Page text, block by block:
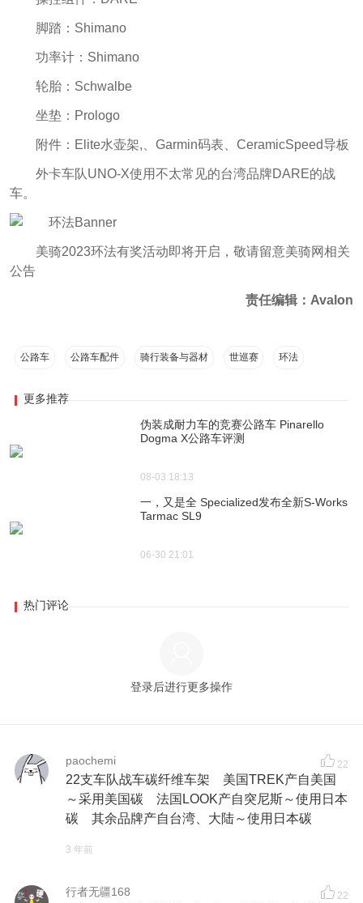
脚踏：Shimano
功率计：Shimano
轮胎：Schwalbe
坐垫：Prologo
附件：Elite水壶架,、Garmin码表、CeramicSpeed导板
外卡车队UNO-X使用不太常见的台湾品牌DARE的战
车。
美骑2023环法有奖活动即将开启，敬请留意美骑网相关
公告
责任编辑：Avalon
公路车 公路车配件 骑行装备与器材 世巡赛 环法
更多推荐
伪装成耐力车的竞赛公路车 Pinarello
Dogma X公路车评测
08-03 18:13
一，又是全 Specialized发布全新S-Works
Tarmac SL9
06-30 21:01
热门评论
登录后进行更多操作
paochemi 22
22支车队战车碳纤维车架 美国TREK产自美国
～采用美国碳 法国LOOK产自突尼斯～使用日本
碳 其余品牌产自台湾、大陆～使用日本碳
3 年前
行者无疆168 22